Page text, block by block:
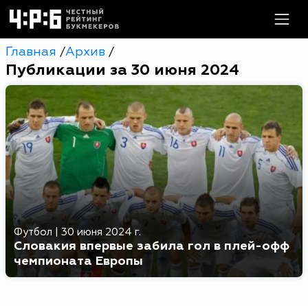
Главная /Архив /
Публикации за 30 июня 2024
Футбол 30 июня 2024 г.
Словакия впервые забила гол в плей-офф
чемпионата Европы